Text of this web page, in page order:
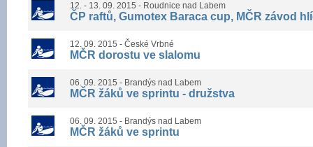
12. - 13. 09. 2015 - Roudnice nad Labem
ČP raftů, Gumotex Baraca cup, MČR závod
12. 09. 2015 - České Vrbné
MČR dorostu ve slalomu
06. 09. 2015 - Brandýs nad Labem
MČR žáků ve sprintu - družstva
06. 09. 2015 - Brandýs nad Labem
MČR žáků ve sprintu